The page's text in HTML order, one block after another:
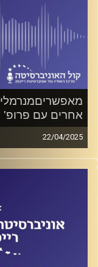
אחרים עם פרופ'
22/04/2025
פודקאסט המכון
הדברים נכונים גם
ד"ר חיים וייצמן עם